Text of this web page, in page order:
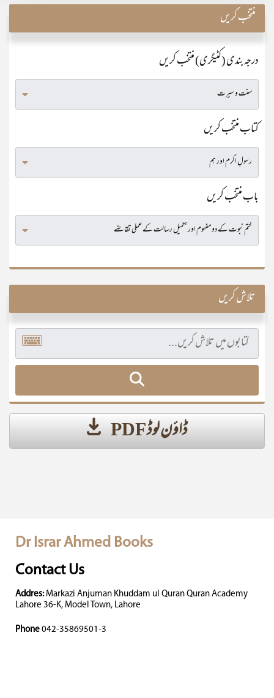
منتخب کریں
درجہ بندی (کٹیگری) منتخب کریں
کتاب منتخب کریں
باب منتخب کریں
تلاش کریں
ڈاؤن لوڈ PDF
Dr Israr Ahmed Books
Contact Us
Addres: Markazi Anjuman Khuddam ul Quran Quran Academy
Lahore 36-K, Model Town, Lahore
Phone 042-35869501-3